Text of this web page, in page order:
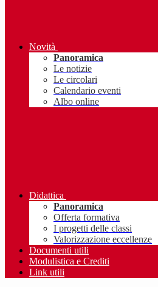
Novità
Panoramica
Le notizie
Le circolari
Calendario eventi
Albo online
Didattica
Panoramica
Offerta formativa
I progetti delle classi
Valorizzazione eccellenze
Documenti utili
Modulistica e Crediti
Link utili